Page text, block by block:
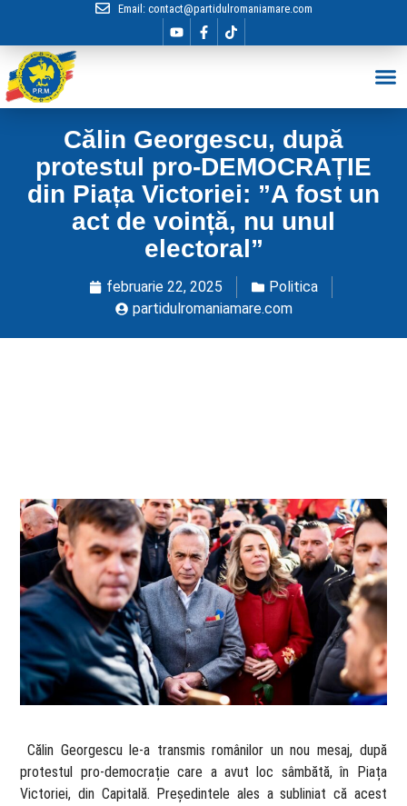
Email: contact@partidulromaniamare.com
Călin Georgescu, după
protestul pro-DEMOCRAȚIE
din Piața Victoriei: ”A fost un
act de voință, nu unul
electoral”
februarie 22, 2025
Politica
partidulromaniamare.com
​ Călin Georgescu le-a transmis românilor un nou mesaj, după
protestul pro-democrație care a avut loc sâmbătă, în Piața
Victoriei, din Capitală. Președintele ales a subliniat că acest